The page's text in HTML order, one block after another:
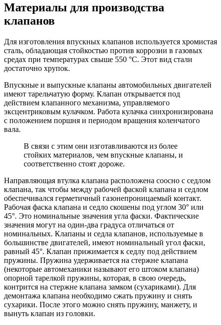
Материалы для производства
клапанов
Для изготовления впускных клапанов используется хромистая
сталь, обладающая стойкостью против коррозии в газовых
средах при температурах свыше 550 °C. Этот вид стали
достаточно хрупок.
Впускные и выпускные клапаны автомобильных двигателей
имеют тарельчатую форму. Клапан открывается под
действием клапанного механизма, управляемого
эксцентриковым кулачком. Работа кулачка синхронизирована
с положением поршня и периодом вращения коленчатого
вала.
В связи с этим они изготавливаются из более
стойких материалов, чем впускные клапаны, и
соответственно стоят дороже.
Направляющая втулка клапана расположена соосно с седлом
клапана, так чтобы между рабочей фаской клапана и седлом
обеспечивался герметичный газонепроницаемый контакт.
Рабочая фаска клапана и седло скошены под углом 30° или
45°. Это номинальные значения угла фаски. Фактические
значения могут на один-два градуса отличаться от
номинальных. Клапаны и седла клапанов, используемые в
большинстве двигателей, имеют номинальный угол фаски,
равный 45°. Клапан прижимается к седлу под действием
пружины. Пружина удерживается на стержне клапана
(некоторые автомеханики называют его штоком клапана)
опорной тарелкой пружины, которая, в свою очередь,
контрится на стержне клапана замком (сухариками). Для
демонтажа клапана необходимо сжать пружину и снять
сухарики. После этого можно снять пружину, манжету, и
вынуть клапан из головки.